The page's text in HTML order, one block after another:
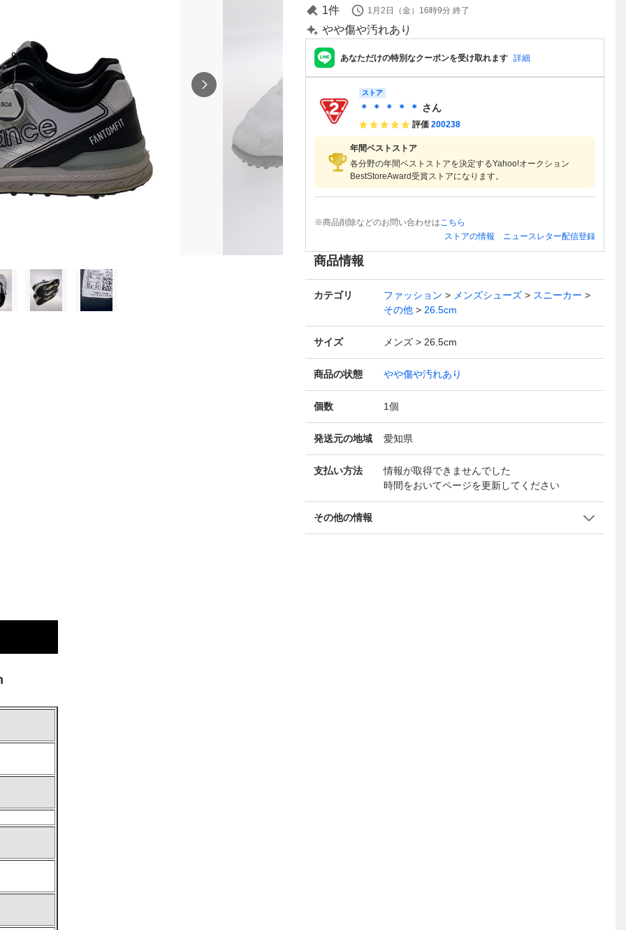
1件 1月2日（金）16時9分 終了
やや傷や汚れあり
あなただけの特別なクーポンを受け取れます 詳細
ストア
＊ ＊ ＊ ＊ ＊ さん
評価 200238
年間ベストストア
各分野の年間ベストストアを決定するYahoo!オークション
BestStoreAward受賞ストアになります。
※商品削除などのお問い合わせはこちら
ストアの情報
ニュースレター配信登録
商品情報
カテゴリ ファッション メンズシューズ
スニーカー
その他
26.5cm
サイズ メンズ 26.5cm
商品の状態 やや傷や汚れあり
個数 1個
発送元の地域 愛知県
支払い方法
情報が取得できませんでした
時間をおいてページを更新してください
その他の情報